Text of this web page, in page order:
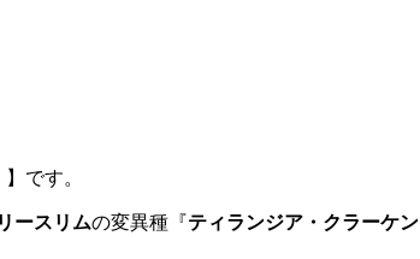
です。
ースリムの変異種『ティランジア・クラーケン